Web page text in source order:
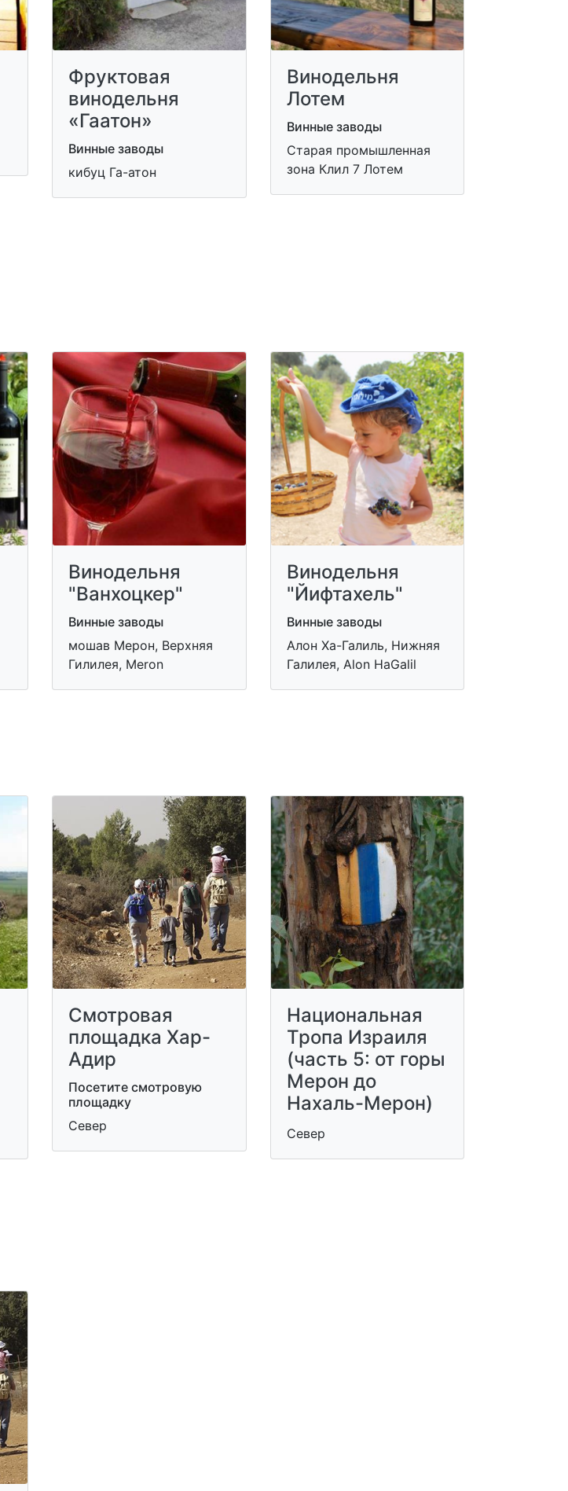
Фруктовая
винодельня
«Гаатон»
Винные заводы
кибуц Га-атон
Винодельня
Лотем
Винные заводы
Старая промышленная
зона Клил 7 Лотем
Винодельня
"Ванхоцкер"
Винные заводы
мошав Мерон, Верхняя
Гилилея, Meron
Винодельня
"Йифтахель"
Винные заводы
Алон Ха-Галиль, Нижняя
Галилея, Alon HaGalil
Смотровая
площадка Хар-
Адир
Посетите смотровую
площадку
Север
Национальная
Тропа Израиля
(часть 5: от горы
Мерон до
Нахаль-Мерон)
Север